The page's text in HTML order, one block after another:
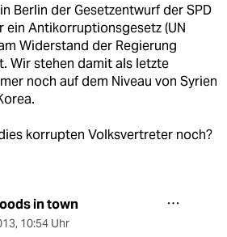
Berlin der Gesetzentwurf der SPD
ein Antikorruptionsgesetz (UN
Widerstand der Regierung
Wir stehen damit als letzte
noch auf dem Niveau von Syrien
korrupten Volksvertreter noch?
in town
, 10:54 Uhr